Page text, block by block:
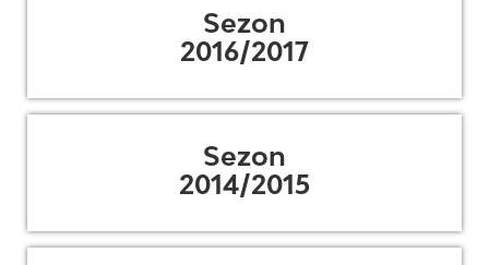
Sezon
2016/2017
Sezon
2014/2015